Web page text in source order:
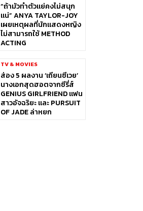
“ถ้ามัวทำตัวแย่คงไม่สนุก
แน่” ANYA TAYLOR-JOY
เผยเหตุผลที่นักแสดงหญิง
ไม่สามารถใช้ METHOD
ACTING
TV & MOVIES
ส่อง 5 ผลงาน ‘เถียนซีเวย’
นางเอกสุดฮอตจากซีรี่ส์
GENIUS GIRLFRIEND แฟน
สาวอัจฉริยะ และ PURSUIT
OF JADE ล่าหยก